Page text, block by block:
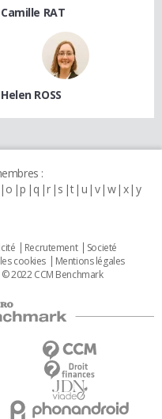
Camille RAT
Helen ROSS
:
o p q r s t u v w x y
Recrutement
Societé
cookies
Mentions légales
© 2022 CCM Benchmark